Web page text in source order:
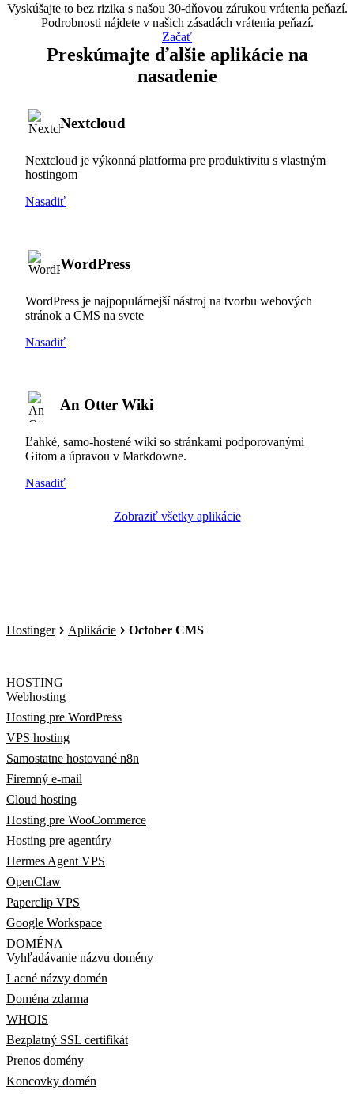
Vyskúšajte to bez rizika s našou 30-dňovou zárukou vrátenia peňazí.
Podrobnosti nájdete v našich zásadách vrátenia peňazí.
Začať
Preskúmajte ďalšie aplikácie na
nasadenie
Nextcloud
Nextcloud je výkonná platforma pre produktivitu s vlastným
hostingom
Nasadiť
WordPress
WordPress je najpopulárnejší nástroj na tvorbu webových
stránok a CMS na svete
Nasadiť
An Otter Wiki
Ľahké, samo-hostené wiki so stránkami podporovanými
Gitom a úpravou v Markdowne.
Nasadiť
Zobraziť všetky aplikácie
Hostinger Aplikácie October CMS
HOSTING
Webhosting
Hosting pre WordPress
VPS hosting
Samostatne hostované n8n
Firemný e-mail
Cloud hosting
Hosting pre WooCommerce
Hosting pre agentúry
Hermes Agent VPS
OpenClaw
Paperclip VPS
Google Workspace
DOMÉNA
Vyhľadávanie názvu domény
Lacné názvy domén
Doména zdarma
WHOIS
Bezplatný SSL certifikát
Prenos domény
Koncovky domén